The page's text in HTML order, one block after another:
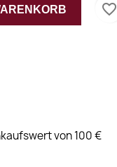
favorite_border
von 100 €